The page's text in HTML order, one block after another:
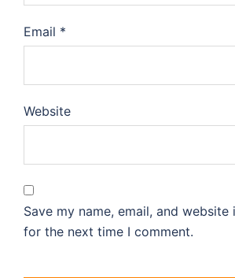
Email *
Website
Save my name, email, and
for the next time I comment.